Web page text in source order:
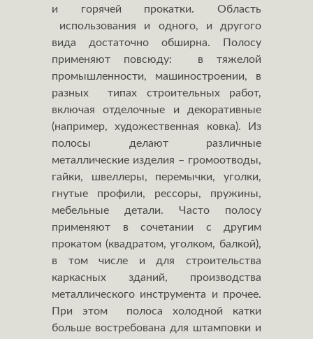
и горячей прокатки. Область
использования и одного, и другого
вида достаточно обширна. Полосу
применяют повсюду: в тяжелой
промышленности, машиностроении, в
разных типах строительных работ,
включая отделочные и декоративные
(например, художественная ковка). Из
полосы делают различные
металлические изделия – громоотводы,
гайки, швеллеры, перемычки, уголки,
гнутые профили, рессоры, пружины,
мебельные детали. Часто полосу
применяют в сочетании с другим
прокатом (квадратом, уголком, балкой),
в том числе и для строительства
каркасных зданий, производства
металлического инструмента и прочее.
При этом полоса холодной катки
больше востребована для штамповки и